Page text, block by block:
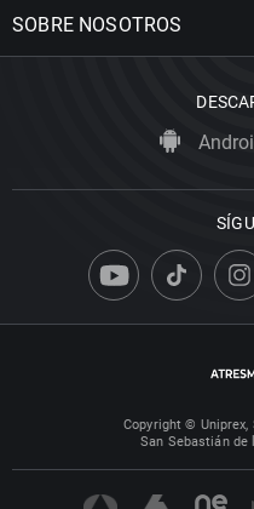
SOBRE NOSOTROS
Copyright © Uniprex,
San Sebastián de